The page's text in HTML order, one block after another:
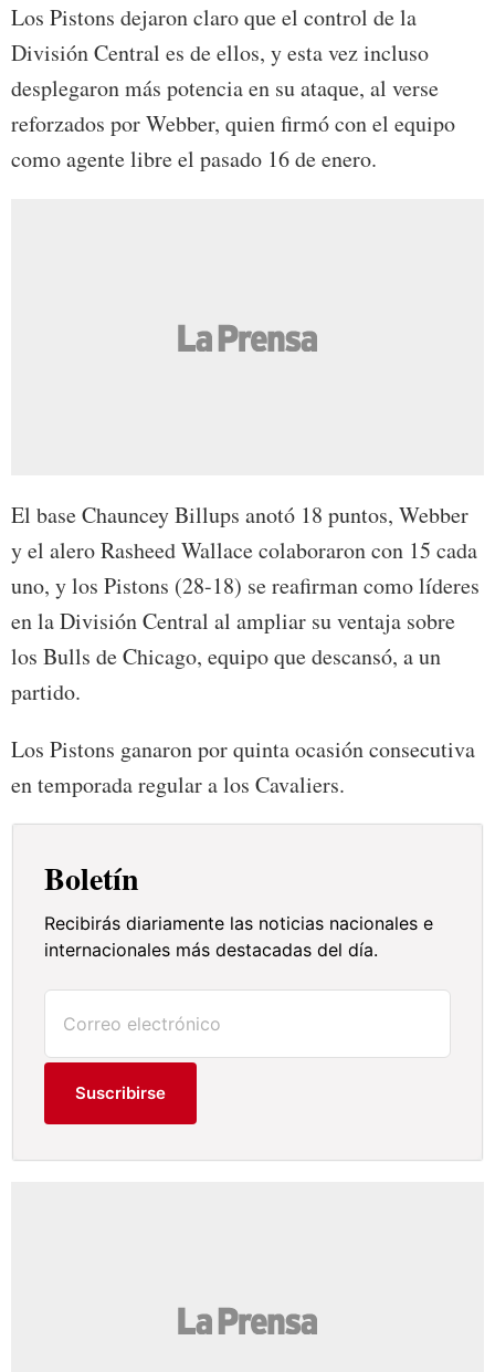
Los Pistons dejaron claro que el control de la
División Central es de ellos, y esta vez incluso
desplegaron más potencia en su ataque, al verse
reforzados por Webber, quien firmó con el equipo
como agente libre el pasado 16 de enero.
El base Chauncey Billups anotó 18 puntos, Webber
y el alero Rasheed Wallace colaboraron con 15 cada
uno, y los Pistons (28-18) se reafirman como líderes
en la División Central al ampliar su ventaja sobre
los Bulls de Chicago, equipo que descansó, a un
partido.
Los Pistons ganaron por quinta ocasión consecutiva
en temporada regular a los Cavaliers.
Boletín
Recibirás diariamente las noticias nacionales e
internacionales más destacadas del día.
Suscribirse